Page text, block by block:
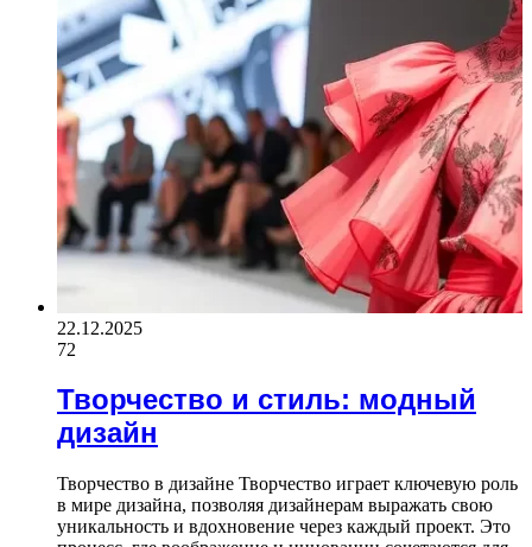
22.12.2025
72
Творчество и стиль: модный
дизайн
Творчество в дизайне Творчество играет ключевую роль
в мире дизайна, позволяя дизайнерам выражать свою
уникальность и вдохновение через каждый проект. Это